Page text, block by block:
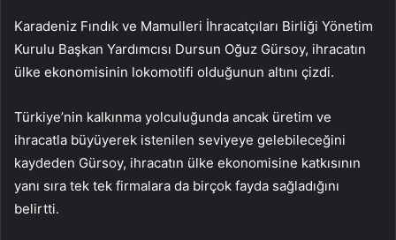
Karadeniz Fındık ve Mamulleri İhracatçıları Birliği Yönetim
Kurulu Başkan Yardımcısı Dursun Oğuz Gürsoy, ihracatın
ülke ekonomisinin lokomotifi olduğunun altını çizdi.
Türkiye’nin kalkınma yolculuğunda ancak üretim ve
ihracatla büyüyerek istenilen seviyeye gelebileceğini
kaydeden Gürsoy, ihracatın ülke ekonomisine katkısının
yanı sıra tek tek firmalara da birçok fayda sağladığını
belirtti.